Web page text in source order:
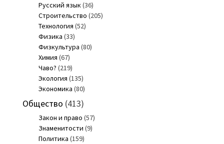
Русский язык(36)
Строительство (205)
Технология (52)
Физика (33)
Физкультура (80)
Химия (67)
Чаво? (219)
Экология (135)
Экономика (80)
Общество (413)
Закон и право (57)
Знаменитости (9)
Политика (159)